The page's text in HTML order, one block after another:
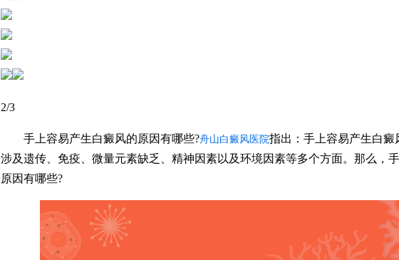
3/3
手上容易产生白癜风的原因有哪些?舟山白癜风医院指出：手上容易产生白癜
涉及遗传、免疫、微量元素缺乏、精神因素以及环境因素等多个方面。那么，
原因有哪些?